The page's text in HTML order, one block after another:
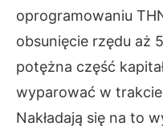
oprogramowaniu
obsunięcie rzędu aż
potężna część
wyparować w
Nakładają się na to